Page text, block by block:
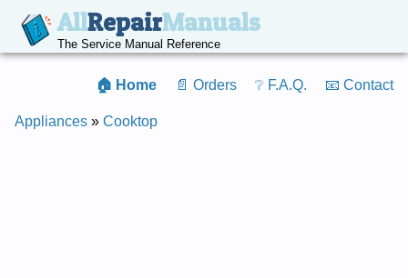
AllRepairManuals
The Service Manual Reference
🏠 Home 📄 Orders ❔ F.A.Q. 📧 Contact
Appliances » Cooktop